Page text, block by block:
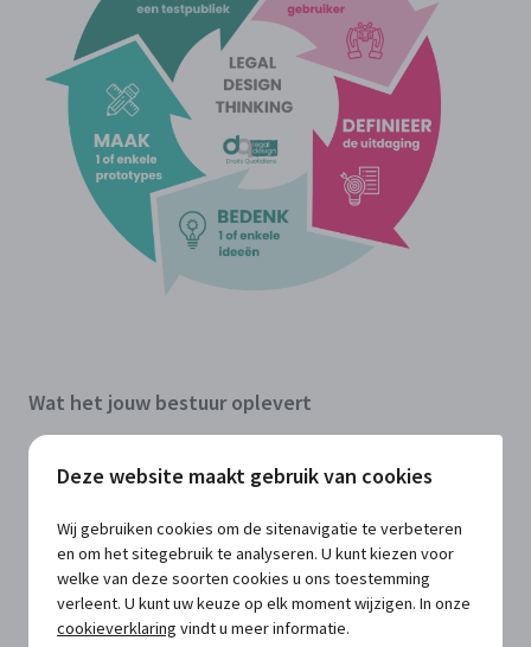
Deze website maakt gebruik van cookies
Wij gebruiken cookies om de sitenavigatie te verbeteren
en om het sitegebruik te analyseren. U kunt kiezen voor
welke van deze soorten cookies u ons toestemming
verleent. U kunt uw keuze op elk moment wijzigen. In onze
cookieverklaring vindt u meer informatie.
Wat het jouw bestuur oplevert
duidelijkere communicatie. Op termijn een echte tijds-
Een toegankelijker bestuur:drempelverlagend,
inclusief en goed voor je imago.
Transparantie en vertrouwen:
wat duidelijk is,
schept vertrouwen.